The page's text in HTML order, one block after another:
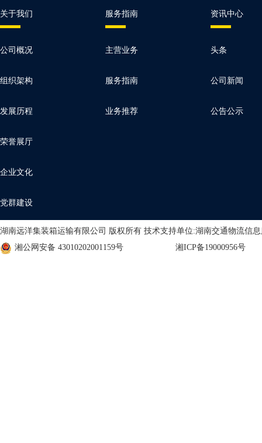
关于我们 服务指南 资讯中心
公司概况 主营业务 头条
组织架构 服务指南 公司新闻
发展历程 业务推荐 公告公示
荣誉展厅
企业文化
党群建设
湖南远洋集装箱运输有限公司 版权所有 技术支持单位:湖南交通物流信
湘公网安备 43010202001159号
湘ICP备19000956号